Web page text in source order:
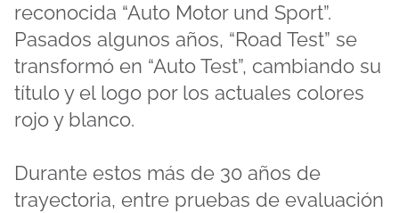
reconocida “Auto Motor und Sport”.
Pasados algunos años, “Road Test” se
transformó en “Auto Test”, cambiando su
título y el logo por los actuales colores
rojo y blanco.
Durante estos más de 30 años de
trayectoria, entre pruebas de evaluación